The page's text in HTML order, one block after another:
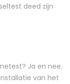
deed zijn
Ja en nee.
van het